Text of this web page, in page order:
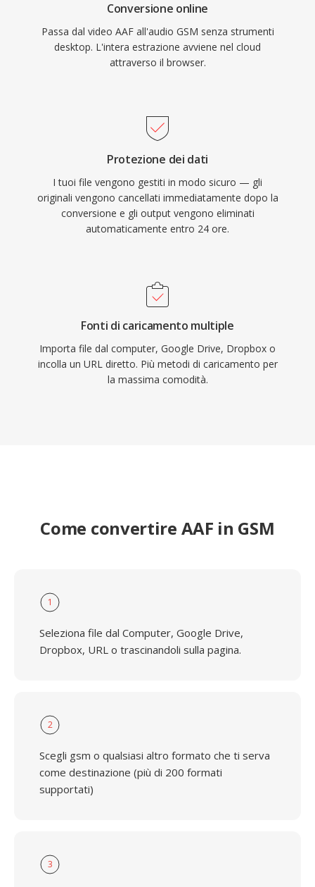
Conversione online
Passa dal video AAF all'audio GSM senza strumenti
desktop. L'intera estrazione avviene nel cloud
attraverso il browser.
Protezione dei dati
I tuoi file vengono gestiti in modo sicuro — gli
originali vengono cancellati immediatamente dopo la
conversione e gli output vengono eliminati
automaticamente entro 24 ore.
Fonti di caricamento multiple
Importa file dal computer, Google Drive, Dropbox o
incolla un URL diretto. Più metodi di caricamento per
la massima comodità.
Come convertire AAF in GSM
1
Seleziona file dal Computer, Google Drive,
Dropbox, URL o trascinandoli sulla pagina.
2
Scegli gsm o qualsiasi altro formato che ti serva
come destinazione (più di 200 formati
supportati)
3